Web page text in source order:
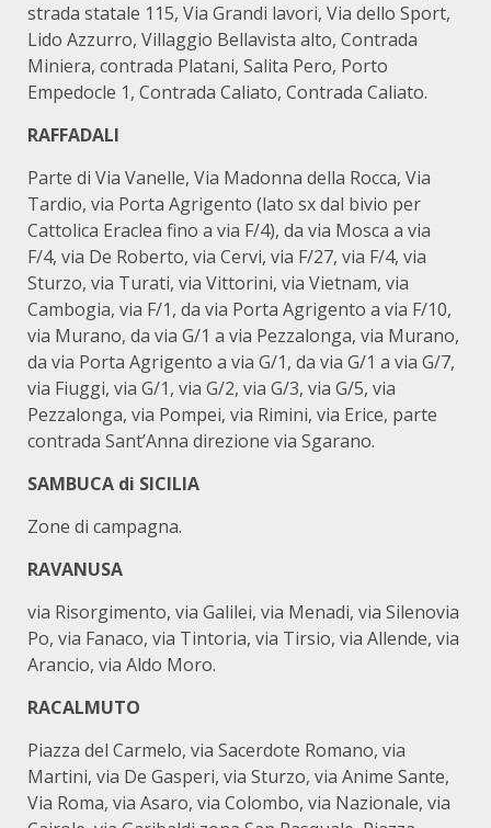
strada statale 115, Via Grandi lavori, Via dello Sport,
Lido Azzurro, Villaggio Bellavista alto, Contrada
Miniera, contrada Platani, Salita Pero, Porto
Empedocle 1, Contrada Caliato, Contrada Caliato.
RAFFADALI
Parte di Via Vanelle, Via Madonna della Rocca, Via
Tardio, via Porta Agrigento (lato sx dal bivio per
Cattolica Eraclea fino a via F/4), da via Mosca a via
F/4, via De Roberto, via Cervi, via F/27, via F/4, via
Sturzo, via Turati, via Vittorini, via Vietnam, via
Cambogia, via F/1, da via Porta Agrigento a via F/10,
via Murano, da via G/1 a via Pezzalonga, via Murano,
da via Porta Agrigento a via G/1, da via G/1 a via G/7,
via Fiuggi, via G/1, via G/2, via G/3, via G/5, via
Pezzalonga, via Pompei, via Rimini, via Erice, parte
contrada Sant’Anna direzione via Sgarano.
SAMBUCA di SICILIA
Zone di campagna.
RAVANUSA
via Risorgimento, via Galilei, via Menadi, via Silenovia
Po, via Fanaco, via Tintoria, via Tirsio, via Allende, via
Arancio, via Aldo Moro.
RACALMUTO
Piazza del Carmelo, via Sacerdote Romano, via
Martini, via De Gasperi, via Sturzo, via Anime Sante,
Via Roma, via Asaro, via Colombo, via Nazionale, via